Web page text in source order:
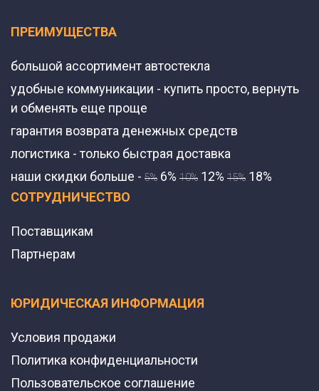
ПРЕИМУЩЕСТВА
большой ассортимент автостекла
удобные коммуникации - купить просто, вернуть
и обменять еще проще
гарантия возврата денежных средств
логистика - только быстрая доставка
наши скидки больше - 5% 6% 10% 12% 15% 18%
СОТРУДНИЧЕСТВО
Поставщикам
Партнерам
ЮРИДИЧЕСКАЯ ИНФОРМАЦИЯ
Условия продажи
Политика конфиденциальности
Пользовательское соглашение